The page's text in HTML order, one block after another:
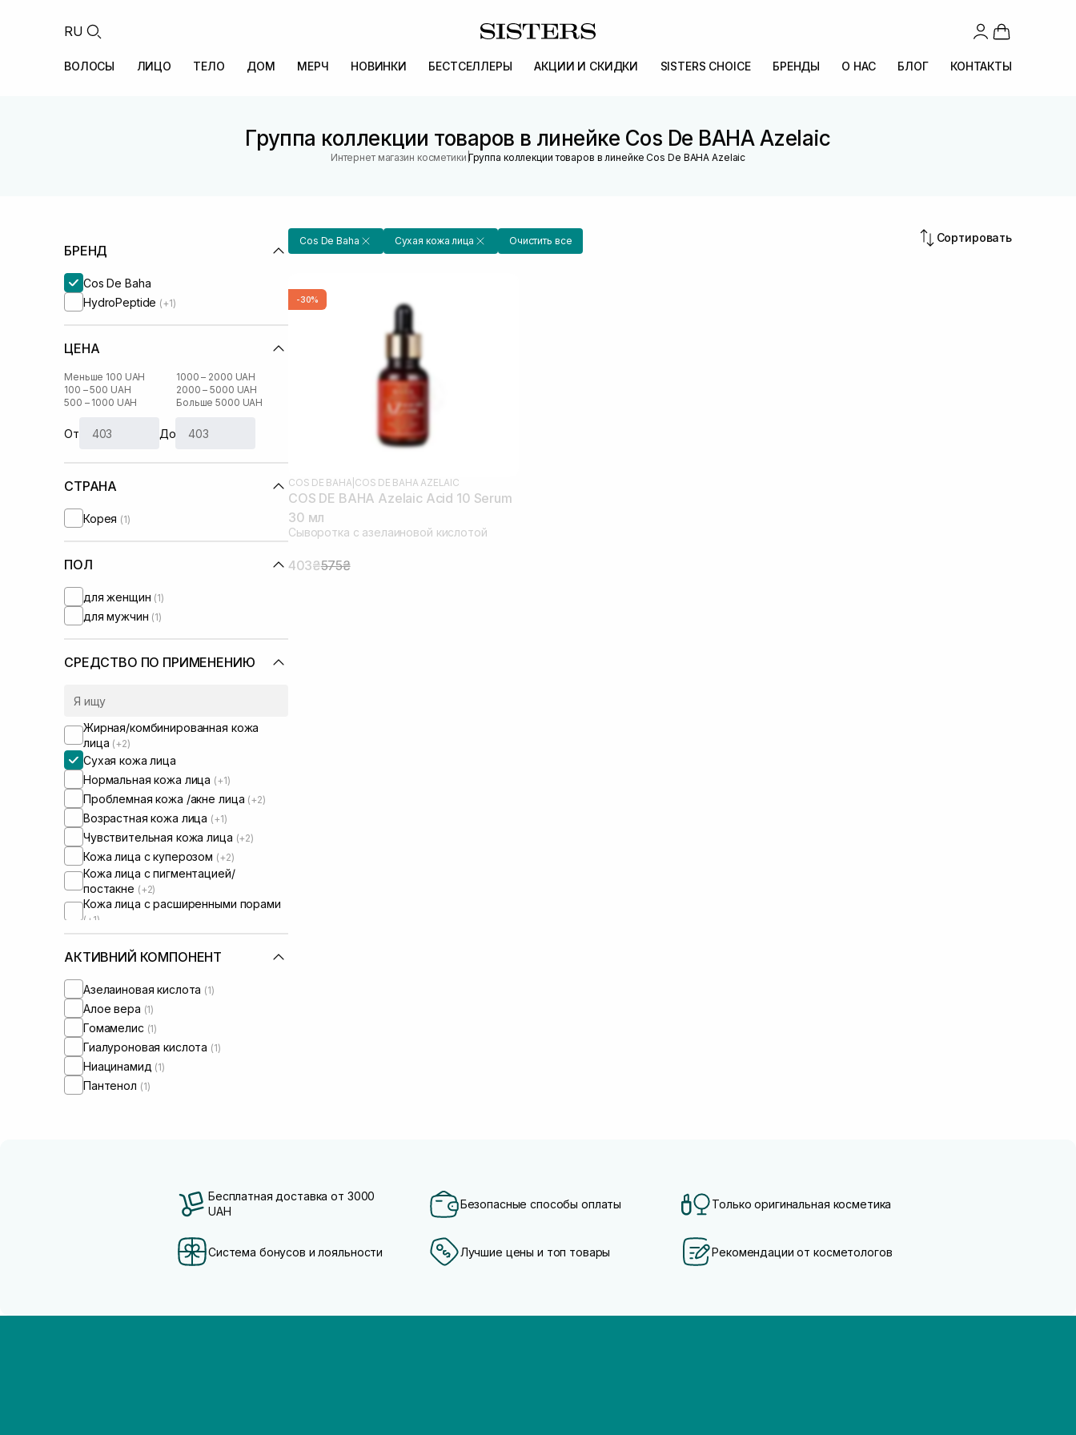
RU
ВОЛОСЫ ЛИЦО ТЕЛО ДОМ МЕРЧ НОВИНКИ БЕСТСЕЛЛЕРЫ АКЦИИ И СКИДКИ SISTERS CHOICE БРЕНДЫ О НАС БЛОГ КОНТАКТЫ
Группа коллекции товаров в линейке Cos De BAHA Azelaic
Интернет магазин косметики |Группа коллекции товаров в линейке Cos De BAHA Azelaic
БРЕНД
Cos De Baha
HydroPeptide (+1)
ЦЕНА
Меньше 100 UAH
100 – 500 UAH
500 – 1000 UAH
1000 – 2000 UAH
2000 – 5000 UAH
Больше 5000 UAH
От До
СТРАНА
Корея (1)
ПОЛ
для женщин (1)
для мужчин (1)
СРЕДСТВО ПО ПРИМЕНЕНИЮ
Жирная/комбинированная кожа
лица (+2)
Сухая кожа лица
Нормальная кожа лица (+1)
Проблемная кожа /акне лица (+2)
Возрастная кожа лица (+1)
Чувствительная кожа лица (+2)
Кожа лица с куперозом (+2)
Кожа лица с пигментацией/
постакне (+2)
Кожа лица с расширенными порами
(+1)
Сыворотки от комедонов(+2)
Сыворотки от постакне(+2)
АКТИВНИЙ КОМПОНЕНТ
Азелаиновая кислота (1)
Алое вера (1)
Гомамелис (1)
Гиалуроновая кислота (1)
Ниацинамид (1)
Пантенол (1)
Cos De Baha Сухая кожа лица Очистить все Сортировать
-30%
COS DE BAHA COS DE BAHA AZELAIC
COS DE BAHA Azelaic Acid 10 Serum
30 мл
Сыворотка с азелаиновой кислотой
403₴575₴
Бесплатная доставка от 3000
UAH
Безопасные способы оплаты Только оригинальная косметика
Система бонусов и лояльности Лучшие цены и топ товары Рекомендации от косметологов